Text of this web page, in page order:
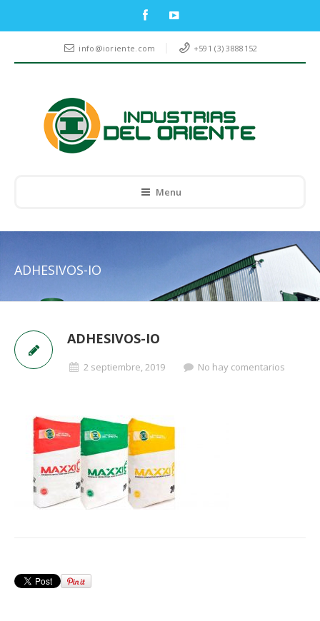
info@ioriente.com +591 (3) 3888152
Menu
ADHESIVOS-IO
ADHESIVOS-IO
2 septiembre, 2019 No hay comentarios